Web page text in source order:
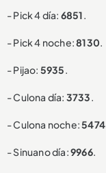
- Pick 4 día: 6851.
- Pick 4 noche:8130.
- Pijao: 5935.
- Culona día: 3733.
- Culona noche:5474
- Sinuano día:9966.